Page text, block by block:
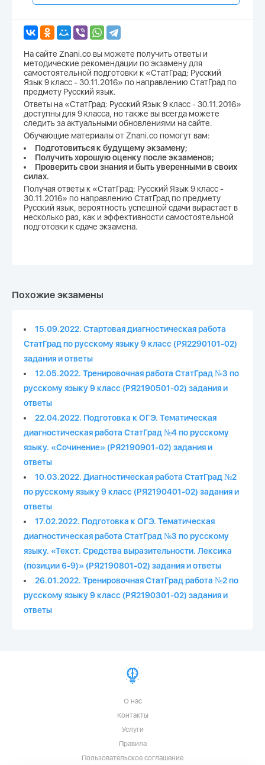
На сайте Znani.co вы можете получить ответы и
методические рекомендации по экзамену для
самостоятельной подготовки к «СтатГрад: Русский
Язык 9 класс - 30.11.2016» по направлению СтатГрад по
предмету Русский язык.
Ответы на «СтатГрад: Русский Язык 9 класс - 30.11.2016»
доступны для 9 класса, но также вы всегда можете
следить за актуальными обновлениями на сайте.
Обучающие материалы от Znani.co помогут вам:
Подготовиться к будущему экзамену;
Получить хорошую оценку после экзаменов;
Проверить свои знания и быть уверенными в своих
силах.
Получая ответы к «СтатГрад: Русский Язык 9 класс -
30.11.2016» по направлению СтатГрад по предмету
Русский язык, вероятность успешной сдачи вырастает в
несколько раз, как и эффективности самостоятельной
подготовки к сдаче экзамена.
Похожие экзамены
15.09.2022. Стартовая диагностическая работа
СтатГрад по русскому языку 9 класс (РЯ2290101-02)
задания и ответы
12.05.2022. Тренировочная работа СтатГрад №3 по
русскому языку 9 класс (РЯ2190501-02) задания и
ответы
22.04.2022. Подготовка к ОГЭ. Тематическая
диагностическая работа СтатГрад №4 по русскому
языку. «Сочинение» (РЯ2190901-02) задания и
ответы
10.03.2022. Диагностическая работа СтатГрад №2
по русскому языку 9 класс (РЯ2190401-02) задания и
ответы
17.02.2022. Подготовка к ОГЭ. Тематическая
диагностическая работа СтатГрад №3 по русскому
языку. «Текст. Средства выразительности. Лексика
(позиции 6-9)» (РЯ2190801-02) задания и ответы
26.01.2022. Тренировочная СтатГрад работа №2 по
русскому языку 9 класс (РЯ2190301-02) задания и
ответы
О нас
Контакты
Услуги
Правила
Пользовательское соглашение